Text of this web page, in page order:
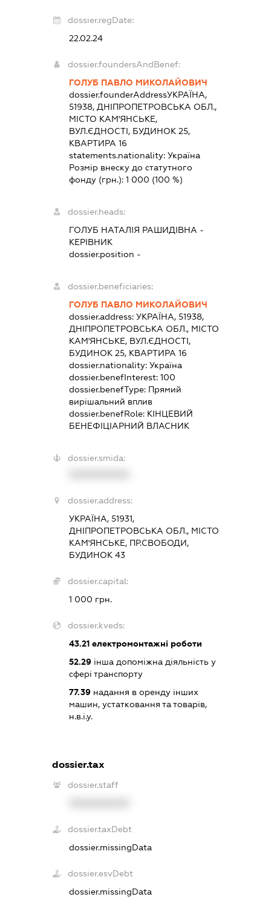
dossier.regDate:
22.02.24
dossier.foundersAndBenef:
ГОЛУБ ПАВЛО МИКОЛАЙОВИЧ
dossier.founderAddressУКРАЇНА,
51938, ДНІПРОПЕТРОВСЬКА ОБЛ.,
МІСТО КАМ'ЯНСЬКЕ,
ВУЛ.ЄДНОСТІ, БУДИНОК 25,
КВАРТИРА 16
statements.nationality: Україна
Розмір внеску до статутного
фонду (грн.): 1 000 (100 %)
dossier.heads:
ГОЛУБ НАТАЛІЯ РАШИДІВНА -
КЕРІВНИК
dossier.position -
dossier.beneficiaries:
ГОЛУБ ПАВЛО МИКОЛАЙОВИЧ
dossier.address: УКРАЇНА, 51938,
ДНІПРОПЕТРОВСЬКА ОБЛ., МІСТО
КАМ'ЯНСЬКЕ, ВУЛ.ЄДНОСТІ,
БУДИНОК 25, КВАРТИРА 16
dossier.nationality: Україна
dossier.benefInterest: 100
dossier.benefType: Прямий
вирішальний вплив
dossier.benefRole: КІНЦЕВИЙ
БЕНЕФІЦІАРНИЙ ВЛАСНИК
dossier.smida:
dossier.address:
УКРАЇНА, 51931,
ДНІПРОПЕТРОВСЬКА ОБЛ., МІСТО
КАМ'ЯНСЬКЕ, ПР.СВОБОДИ,
БУДИНОК 43
dossier.capital:
1 000 грн.
dossier.kveds:
43.21електромонтажні роботи
52.29інша допоміжна діяльність у
сфері транспорту
77.39надання в оренду інших
машин, устатковання та товарів,
н.в.і.у.
dossier.tax
dossier.staff
dossier.taxDebt
dossier.missingData
dossier.esvDebt
dossier.missingData